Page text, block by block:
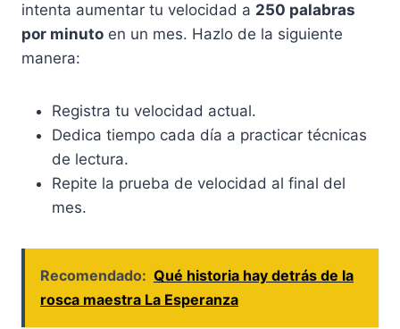
intenta aumentar tu velocidad a 250 palabras
por minuto en un mes. Hazlo de la siguiente
manera:
Registra tu velocidad actual.
Dedica tiempo cada día a practicar técnicas
de lectura.
Repite la prueba de velocidad al final del
mes.
Recomendado: Qué historia hay detrás de la
rosca maestra La Esperanza